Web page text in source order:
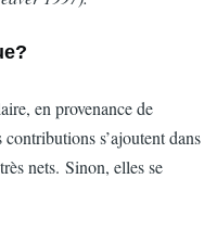
en provenance de
s’ajoutent dans
nets. Sinon, elles se